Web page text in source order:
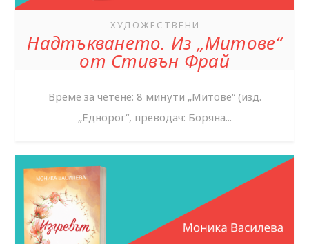
ХУДОЖЕСТВЕНИ
Надтъкването. Из „Митове“
от Стивън Фрай
Време за четене: 8 минути „Митове“ (изд.
„Еднорог“, преводач: Боряна...